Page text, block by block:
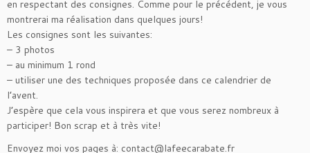
en respectant des consignes. Comme pour le précédent, je vous
montrerai ma réalisation dans quelques jours!
Les consignes sont les suivantes:
– 3 photos
– au minimum 1 rond
– utiliser une des techniques proposée dans ce calendrier de
l’avent.
J’espère que cela vous inspirera et que vous serez nombreux à
participer! Bon scrap et à très vite!
Envoyez moi vos pages à: contact@lafeecarabate.fr